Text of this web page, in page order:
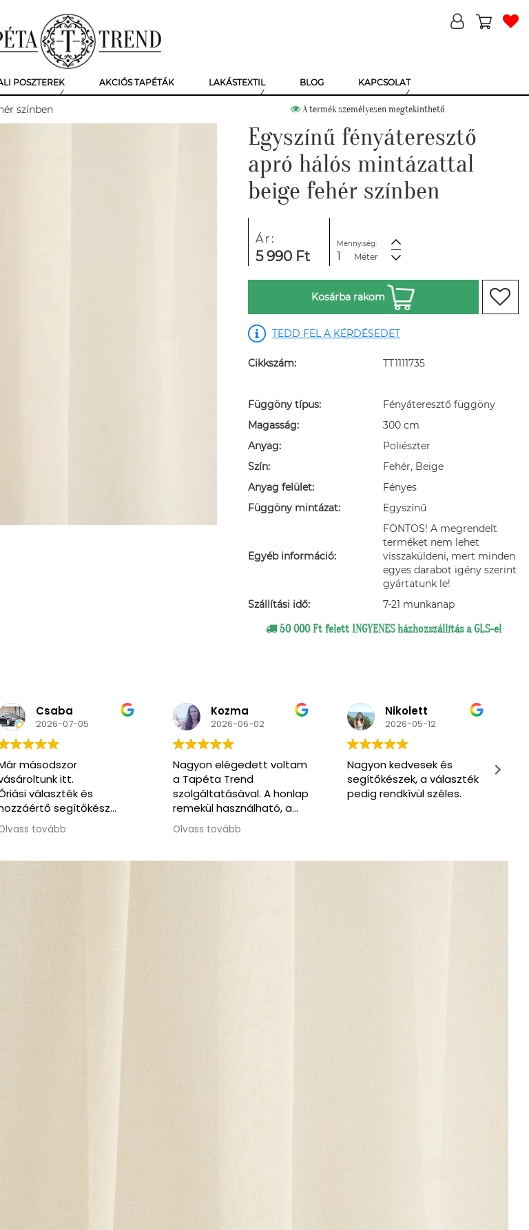
POSZTEREK AKCIÓS TAPÉTÁK LAKÁSTEXTIL BLOG KAPCSOLAT
színben A termék személyesen megtekinthető
Egyszínű fényáteresztő
apró hálós mintázattal
beige fehér színben
Ár:
5 990 Ft
Mennyiség:
Méter
Kosárba rakom
TEDD FEL A KÉRDÉSEDET
Cikkszám: TT1111735
Függöny típus:
Fényáteresztő függöny
Magasság:
300 cm
Anyag:
Poliészter
Szín:
Fehér, Beige
Anyag felület:
Fényes
Függöny mintázat:
Egyszínű
Egyéb információ:
FONTOS! A megrendelt
terméket nem lehet
visszaküldeni, mert minden
egyes darabot igény szerint
gyártatunk le!
Szállítási idő:
7-21 munkanap
50 000 Ft felett INGYENES házhozszállítás a GLS-el
Kozma
2026-06-02
elégedett voltam
Tapéta Trend
A honlap
használható, a
kommunikáció végig
korrekt és segítőkész volt.
tovább
Nikolett
2026-05-12
Nagyon kedvesek és
segítőkészek, a választék
pedig rendkívül széles.
Primpa
2026-03-07
Very nice and friendly
service. Enthusiastic to
help us find what we